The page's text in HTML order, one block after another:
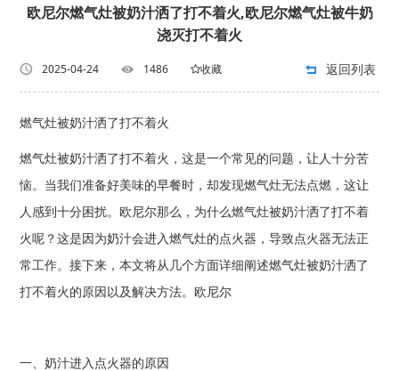
欧尼尔燃气灶被奶汁洒了打不着火,欧尼尔燃气灶被牛奶
浇灭打不着火
2025-04-24 1486 收藏 返回列表
燃气灶被奶汁洒了打不着火
燃气灶被奶汁洒了打不着火，这是一个常见的问题，让人十分苦
恼。当我们准备好美味的早餐时，却发现燃气灶无法点燃，这让
人感到十分困扰。欧尼尔那么，为什么燃气灶被奶汁洒了打不着
火呢？这是因为奶汁会进入燃气灶的点火器，导致点火器无法正
常工作。接下来，本文将从几个方面详细阐述燃气灶被奶汁洒了
打不着火的原因以及解决方法。欧尼尔
一、奶汁进入点火器的原因